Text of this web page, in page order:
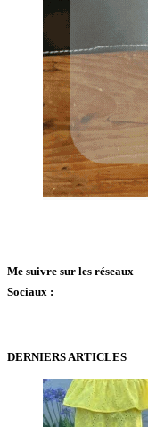
Me suivre sur les réseaux
Sociaux :
DERNIERS ARTICLES